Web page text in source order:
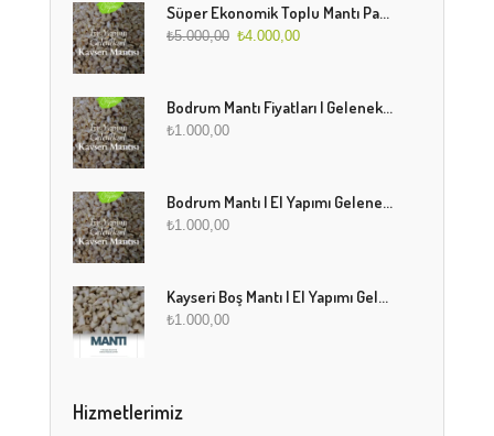
Süper Ekonomik Toplu Mantı Paketi (5 Kg)
₺5.000,00 ₺4.000,00
Bodrum Mantı Fiyatları | Geleneksel Türk Mantısı Online Sipariş
₺1.000,00
Bodrum Mantı | El Yapımı Geleneksel Mantı Lezzeti
₺1.000,00
Kayseri Boş Mantı | El Yapımı Geleneksel Fırınlanmış Mantı
₺1.000,00
Hizmetlerimiz